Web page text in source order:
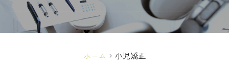
ホーム 小児矯正